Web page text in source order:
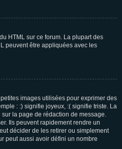
HTML sur ce forum. La plupart des
peuvent être appliquées avec les
images utilisées pour exprimer des
: :) signifie joyeux, :( signifie triste. La
la page de rédaction de message.
Ils peuvent rapidement rendre un
décider de les retirer ou simplement
peut aussi avoir défini un nombre